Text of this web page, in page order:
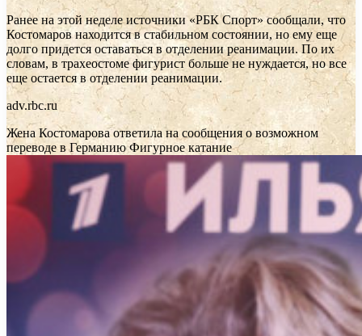
Ранее на этой неделе источники «РБК Спорт» сообщали, что
Костомаров находится в стабильном состоянии, но ему еще
долго придется оставаться в отделении реанимации. По их
словам, в трахеостоме фигурист больше не нуждается, но все
еще остается в отделении реанимации.
adv.rbc.ru
Жена Костомарова ответила на сообщения о возможном
переводе в ГерманиюФигурное катание